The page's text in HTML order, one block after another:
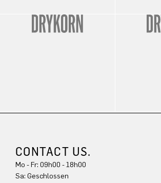
CONTACT US.
Mo - Fr: 09h00 - 18h00
Sa: Geschlossen